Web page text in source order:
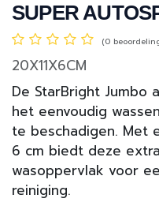
SUPER
(0
20X11X6CM
De StarBright Jumbo
het eenvoudig
te beschadigen. Met
6 cm biedt deze
wasoppervlak voor
reiniging.